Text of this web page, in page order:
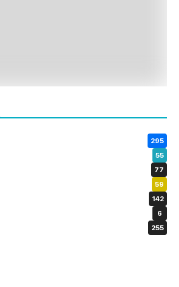
295
55
77
59
142
6
255